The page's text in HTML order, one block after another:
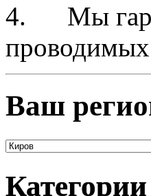
4. Мы
проводимых
Ваш
Категории